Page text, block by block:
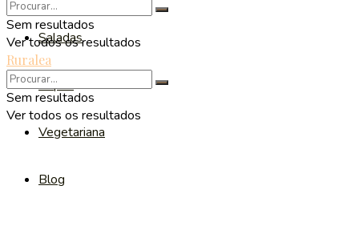
Saladas
Sopas
Vegetariana
Blog
Sem resultados
Ver todos os resultados
Ruralea
Sem resultados
Ver todos os resultados